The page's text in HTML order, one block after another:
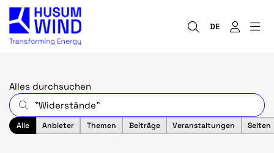
DE
Alles durchsuchen
Alle Anbieter Themen Beiträge Veranstaltungen Seiten